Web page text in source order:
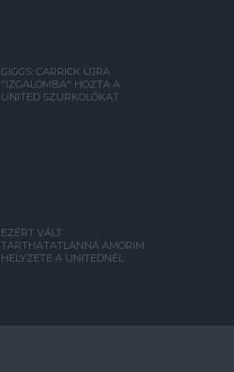
GIGGS: CARRICK ÚJRA
"IZGALOMBA" HOZTA A
UNITED SZURKOLÓKAT
EZÉRT VÁLT
TARTHATATLANNÁ AMORIM
HELYZETE A UNITEDNÉL